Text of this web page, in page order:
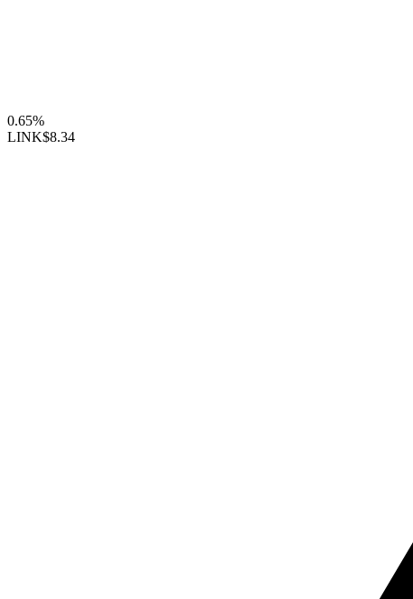
0.65%
LINK$8.34